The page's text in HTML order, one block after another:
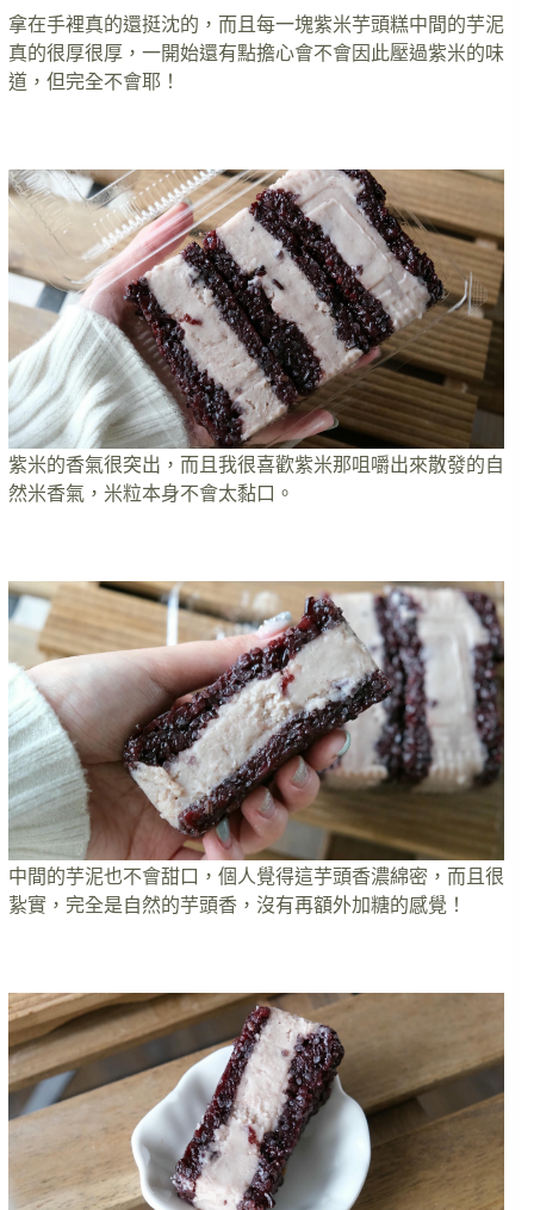
拿在手裡真的還挺沈的，而且每一塊紫米芋頭糕中間的芋泥
真的很厚很厚，一開始還有點擔心會不會因此壓過紫米的味
道，但完全不會耶！
紫米的香氣很突出，而且我很喜歡紫米那咀嚼出來散發的自
然米香氣，米粒本身不會太黏口。
中間的芋泥也不會甜口，個人覺得這芋頭香濃綿密，而且很
紥實，完全是自然的芋頭香，沒有再額外加糖的感覺！